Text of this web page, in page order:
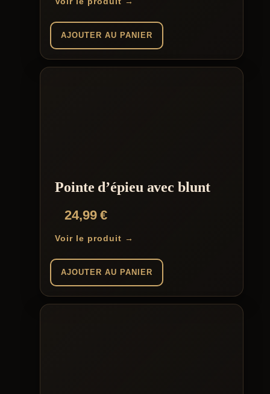
AJOUTER AU PANIER
Pointe d’épieu avec blunt
24,99€
Voir le produit →
AJOUTER AU PANIER